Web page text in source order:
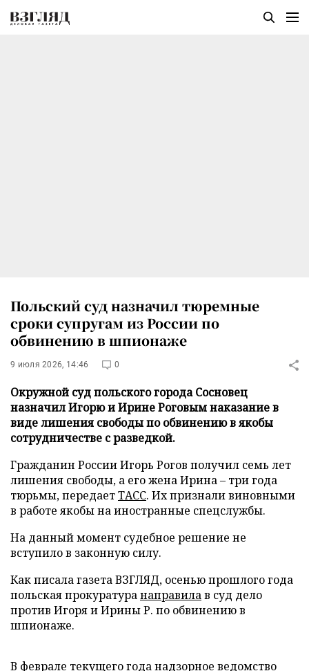
Польский суд назначил тюремные
сроки супругам из России по
обвинению в шпионаже
9 июля 2026, 14:46 0
Окружной суд польского города Сосновец
назначил Игорю и Ирине Роговым наказание в
виде лишения свободы по обвинению в якобы
сотрудничестве с разведкой.
Гражданин России Игорь Рогов получил семь лет
лишения свободы, а его жена Ирина – три года
тюрьмы, передаетТАСС. Их признали виновными
в работе якобы на иностранные спецслужбы.
На данный момент судебное решение не
вступило в законную силу.
Как писала газета ВЗГЛЯД, осенью прошлого года
польская прокуратуранаправилав суд дело
против Игоря и Ирины Р. по обвинению в
шпионаже.
В феврале текущего года надзорное ведомство